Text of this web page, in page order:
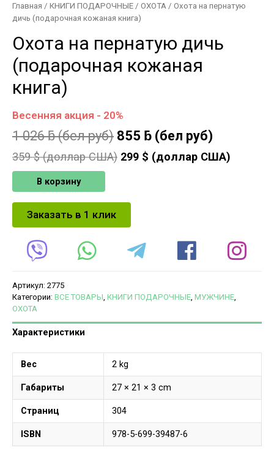
Главная / КНИГИ ПОДАРОЧНЫЕ / ОХОТА / Охота на пернатую
дичь (подарочная кожаная книга)
Охота на пернатую дичь
(подарочная кожаная
книга)
Весенняя акция - 20%
1 026ƃ(бел руб) 855 ƃ (бел руб)
359$ (доллар США) 299 $ (доллар США)
В корзину
Заказать в 1 клик
Артикул: 2775
Категории: ВСЕ ТОВАРЫ, КНИГИ ПОДАРОЧНЫЕ, МУЖЧИНЕ,
ОХОТА
Характеристики
Вес 2 kg
Габариты 27 × 21 × 3 cm
Страниц 304
ISBN 978-5-699-39487-6